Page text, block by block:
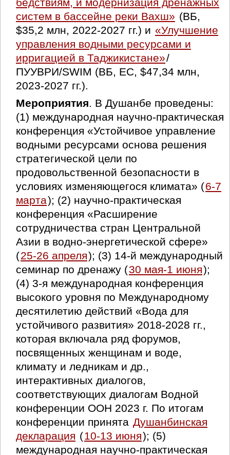
бедствиям, и модернизация дренажных
систем в бассейне реки Вахш» (ВБ,
$35,2 млн, 2022-2027 гг.) и «Улучшение
управления водными ресурсами и
ирригацией в Таджикистане»/
ПУУВРИ/SWIM (ВБ, ЕС, $47,34 млн,
2023-2027 гг.).
Мероприятия. В Душанбе проведены:
(1) международная научно-практическая
конференция «Устойчивое управление
водными ресурсами основа решения
стратегической цели по
продовольственной безопасности в
условиях изменяющегося климата» (6-7
марта); (2) научно-практическая
конференция «Расширение
сотрудничества стран Центральной
Азии в водно-энергетической сфере»
(25-26 апреля); (3) 14-й международный
семинар по дренажу (30 мая-1 июня);
(4) 3-я международная конференция
высокого уровня по Международному
десятилетию действий «Вода для
устойчивого развития» 2018-2028 гг.,
которая включала ряд форумов,
посвященных женщинам и воде,
климату и ледникам и др.,
интерактивных диалогов,
соответствующих диалогам Водной
конференции ООН 2023 г. По итогам
конференции принята Душанбинская
декларация (10-13 июня); (5)
международная научно-практическая